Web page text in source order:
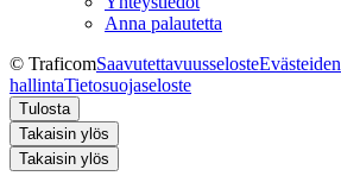
Anna palautetta
© TraficomSaavutettavuusselosteEvästeiden
hallintaTietosuojaseloste
Tulosta
Takaisin ylös
Takaisin ylös